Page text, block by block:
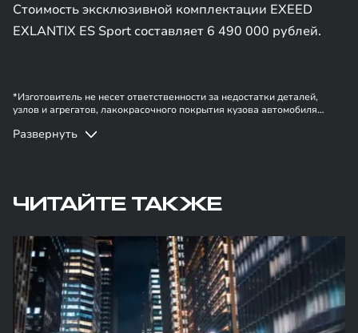
Стоимость эксклюзивной комплектации EXEED
EXLANTIX ES Sport составляет 6 490 000 рублей.
*Изготовитель не несет ответственности за недостатки деталей,
узлов и агрегатов, лакокрасочного покрытия кузова автомобиля
эксплуатации, хранения или транспортировки автомобиля,
на данной странице, приоритет отдается сведениям, указанным в
сервисной книжке. Изготовитель оставляет за собой право внесения
уведомления.
Развернуть
ЧИТАЙТЕ ТАКЖЕ